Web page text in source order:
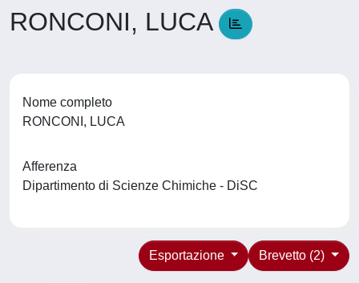
RONCONI, LUCA
Nome completo
RONCONI, LUCA
Afferenza
Dipartimento di Scienze Chimiche - DiSC
Brevetto (2)
Esportazione